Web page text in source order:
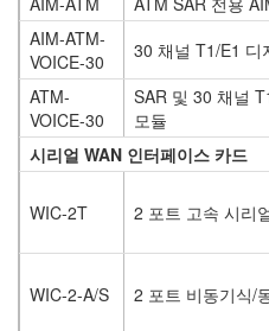
AIM-ATM-
VOICE-30
30 채널 T1/E1 디
ATM-
VOICE-30
SAR 및 30 채널
모듈
시리얼 WAN 인터페이스 카드
WIC-2T 2 포트 고속 시리
WIC-2-A/S 2 포트 비동기식/